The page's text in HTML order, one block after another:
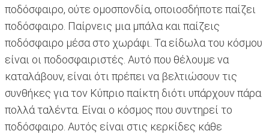
ποδόσφαιρο, ούτε ομοσπονδία, οποιοσδήποτε παίζει
ποδόσφαιρο. Παίρνεις μια μπάλα και παίζεις
ποδόσφαιρο μέσα στο χωράφι. Τα είδωλα του κόσμου
είναι οι ποδοσφαιριστές. Αυτό που θέλουμε να
καταλάβουν, είναι ότι πρέπει να βελτιώσουν τις
συνθήκες για τον Κύπριο παίκτη διότι υπάρχουν πάρα
πολλά ταλέντα. Είναι ο κόσμος που συντηρεί το
ποδόσφαιρο. Αυτός είναι στις κερκίδες κάθε